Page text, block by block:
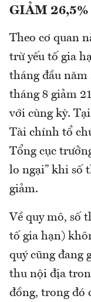
GIẢM 26,5%
Theo cơ quan
trừ yếu tố gia
tháng đầu năm
tháng 8 giảm
với cùng kỳ.
Tài chính tổ
Tổng cục
lo ngại” khi số
giảm.
Về quy mô, số
tố gia hạn)
quý cũng đang
thu nội địa
đồng, trong đó